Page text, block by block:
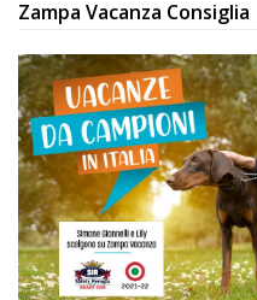
Zampa Vacanza Consiglia